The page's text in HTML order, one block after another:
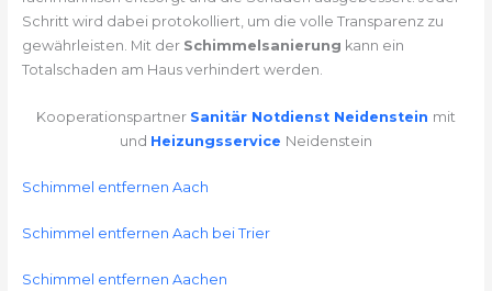
Schritt wird dabei protokolliert, um die volle Transparenz zu
gewährleisten. Mit der Schimmelsanierung kann ein
Totalschaden am Haus verhindert werden.
Kooperationspartner Sanitär Notdienst Neidenstein mit
und Heizungsservice Neidenstein
Schimmel entfernen Aach
Schimmel entfernen Aach bei Trier
Schimmel entfernen Aachen